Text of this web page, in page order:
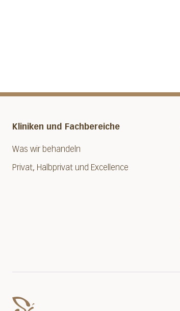
Kliniken und Fachbereiche
Was wir behandeln
Privat, Halbprivat und Excellence